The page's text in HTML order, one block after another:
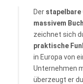
Der stapelbare
massivem
zeichnet sich
praktische
in Europa von
Unternehmen
überzeugt er